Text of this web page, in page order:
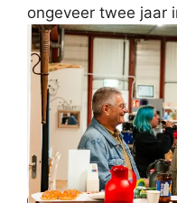
ongeveer twee jaar